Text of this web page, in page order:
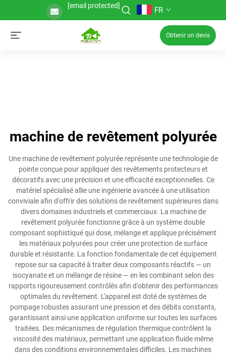
[email protected] FR
Obtenir un devis
machine de revêtement polyurée
Une machine de revêtement polyurée représente une technologie de
pointe conçue pour appliquer des revêtements protecteurs et
décoratifs avec une précision et une efficacité exceptionnelles. Ce
matériel spécialisé allie une ingénierie avancée à une utilisation
conviviale afin d'offrir des solutions de revêtement supérieures dans
divers domaines industriels et commerciaux. La machine de
revêtement polyurée fonctionne grâce à un système double
composant sophistiqué qui dose, mélange et applique précisément
les matériaux polyurées pour créer une protection de surface
durable et résistante. La fonction fondamentale de cet équipement
repose sur sa capacité à traiter deux composants réactifs — un
isocyanate et un mélange de résine — en les combinant selon des
rapports rigoureusement contrôlés afin d'obtenir des performances
optimales du revêtement. L'appareil est doté de systèmes de
pompage robustes assurant une pression et des débits constants,
garantissant ainsi une application uniforme sur toutes les surfaces
traitées. Des mécanismes de régulation thermique contrôlent la
viscosité des matériaux, permettant une application fluide même
dans des conditions environnementales difficiles. Les machines